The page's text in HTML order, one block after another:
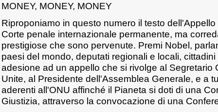
MONEY, MONEY, MONEY
Riproponiamo in questo numero il testo
Corte penale internazionale permanente, ma
prestigiose che sono pervenute. Premi Nobel,
paesi del mondo, deputati regionali e locali,
adesione ad un appello che si rivolge al Segretario
Unite, al Presidente dell'Assemblea Generale, e a
aderenti all'ONU affinché il Pianeta si doti di una
Giustizia, attraverso la convocazione di una